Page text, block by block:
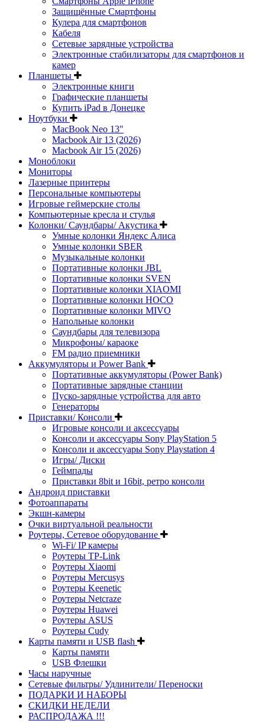
Защищённые Смартфоны
Кулера для смартфонов
Кабеля
Сетевые зарядные устройства
Электронные стабилизаторы для смартфонов и
камер
Планшеты
Электронные книги
Графические планшеты
Купить iPad в Донецке
Ноутбуки
MacBook Neo 13"
Macbook Air 13 (2026)
Macbook Air 15 (2026)
Моноблоки
Мониторы
Лазерные принтеры
Персональные компьютеры
Игровые геймерские столы
Компьютерные кресла и стулья
Колонки/ Саундбары/ Акустика
Умные колонки Яндекс Алиса
Умные колонки SBER
Музыкальные колонки
Портативные колонки JBL
Портативные колонки SVEN
Портативные колонки XIAOMI
Портативные колонки HOCO
Портативные колонки MIVO
Напольные колонки
Саундбары для телевизора
Микрофоны/ караоке
FM радио приемники
Аккумуляторы и Power Bank
Портативные аккумуляторы (Power Bank)
Портативные зарядные станции
Пуско-зарядные устройства для авто
Генераторы
Приставки/ Консоли
Игровые консоли и аксессуары
Консоли и аксессуары Sony PlayStation 5
Консоли и аксессуары Sony Playstation 4
Игры/ Диски
Геймпады
Приставки 8bit и 16bit, ретро консоли
Андроид приставки
Фотоаппараты
Экшн-камеры
Очки виртуальной реальности
Роутеры, Сетевое оборудование
Wi-Fi/ IP камеры
Роутеры TP-Link
Роутеры Xiaomi
Роутеры Mercusys
Роутеры Keenetic
Роутеры Netcraze
Роутеры Huawei
Роутеры ASUS
Роутеры Cudy
Карты памяти и USB flash
Карты памяти
USB Флешки
Часы наручные
Сетевые фильтры/ Удлинители/ Переноски
ПОДАРКИ И НАБОРЫ
СКИДКИ НЕДЕЛИ
РАСПРОДАЖА !!!